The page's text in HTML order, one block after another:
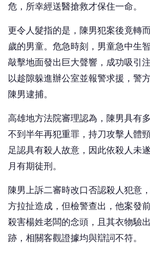
危，所幸經送醫搶救才保住一命。
更令人髮指的是，陳男犯案後竟轉
歲的男童。危急時刻，男童急中生
敲擊地面發出巨大聲響，成功吸引
以趁隙躲進辦公室並報警求援，警
陳男逮捕。
高雄地方法院審理認為，陳男具有
不到半年再犯重罪，持刀攻擊人體
足認具有殺人故意，因此依殺人未
月有期徒刑。
陳男上訴二審時改口否認殺人犯意
方拉扯造成，但檢警查出，他案發
殺害楊姓老闆的念頭，且其衣物驗
跡，相關客觀證據均與辯詞不符。